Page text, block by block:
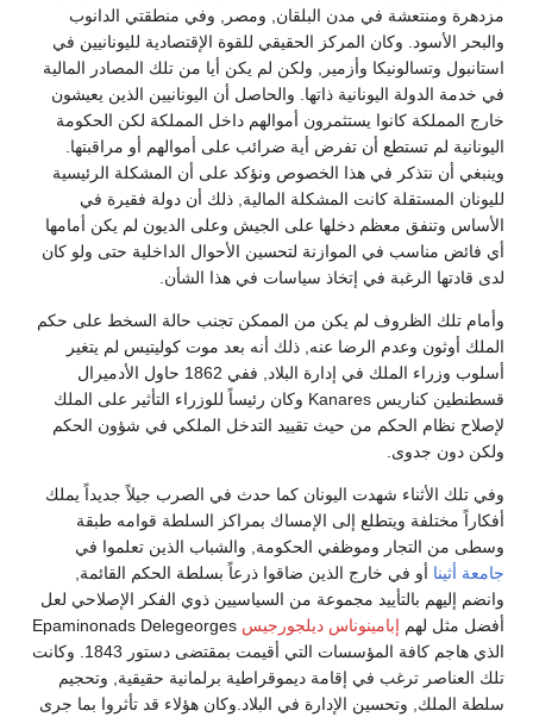
مزدهرة ومنتعشة في مدن البلقان, ومصر, وفي منطقتي الدانوب
والبحر الأسود. وكان المركز الحقيقي للقوة الإقتصادية لليونانيين في
استانبول وتسالونيكا وأزمير, ولكن لم يكن أيا من تلك المصادر المالية
في خدمة الدولة اليونانية ذاتها. والحاصل أن اليونانيين الذين يعيشون
خارج المملكة كانوا يستثمرون أموالهم داخل المملكة لكن الحكومة
اليونانية لم تستطع أن تفرض أية ضرائب على أموالهم أو مراقبتها.
وينبغي أن نتذكر في هذا الخصوص ونؤكد على أن المشكلة الرئيسية
لليونان المستقلة كانت المشكلة المالية, ذلك أن دولة فقيرة في
الأساس وتنفق معظم دخلها على الجيش وعلى الديون لم يكن أمامها
أي فائض مناسب في الموازنة لتحسين الأحوال الداخلية حتى ولو كان
لدى قادتها الرغبة في إتخاذ سياسات في هذا الشأن.
وأمام تلك الظروف لم يكن من الممكن تجنب حالة السخط على حكم
الملك أوثون وعدم الرضا عنه, ذلك أنه بعد موت كوليتيس لم يتغير
أسلوب وزراء الملك في إدارة البلاد, ففي 1862 حاول الأدميرال
قسطنطين كناريس Kanares وكان رئيساً للوزراء التأثير على الملك
لإصلاح نظام الحكم من حيث تقييد التدخل الملكي في شؤون الحكم
ولكن دون جدوى.
وفي تلك الأثناء شهدت اليونان كما حدث في الصرب جيلاً جديداً يملك
أفكاراً مختلفة ويتطلع إلى الإمساك بمراكز السلطة قوامه طبقة
وسطى من التجار وموظفي الحكومة, والشباب الذين تعلموا في
جامعة أثينا أو في خارج الذين ضاقوا ذرعاً بسلطة الحكم القائمة,
وانضم إليهم بالتأييد مجموعة من السياسيين ذوي الفكر الإصلاحي لعل
أفضل مثل لهم إبامينوناس ديلجورجيس Epaminonads Delegeorges
الذي هاجم كافة المؤسسات التي أقيمت بمقتضى دستور 1843. وكانت
تلك العناصر ترغب في إقامة ديموقراطية برلمانية حقيقية, وتحجيم
سلطة الملك, وتحسين الإدارة في البلاد.وكان هؤلاء قد تأثروا بما جرى